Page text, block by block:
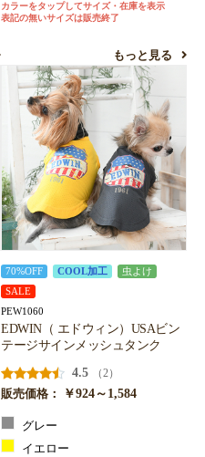
カラーをタップしてサイズ・在庫を表示
表記の無いサイズは販売終了
もっと見る
70%OFF COOL加工
虫よけ
SALE
PEW1060
EDWIN（ エドウィン）USAビン
テージサインメッシュタンク
4.5
（2）
販売価格：
￥924～1,584
グレー
イエロー